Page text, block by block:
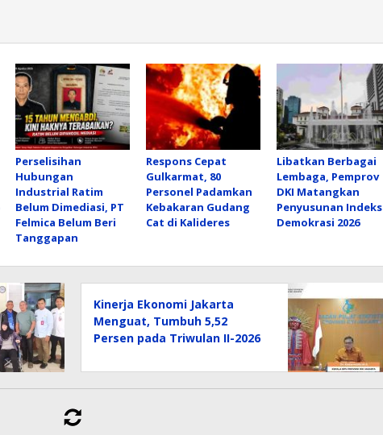
Perselisihan
Hubungan
Industrial Ratim
Belum Dimediasi, PT
Felmica Belum Beri
Tanggapan
Respons Cepat
Gulkarmat, 80
Personel Padamkan
Kebakaran Gudang
Cat di Kalideres
Libatkan Berbagai
Lembaga, Pemprov
DKI Matangkan
Penyusunan Indeks
Demokrasi 2026
Kinerja Ekonomi Jakarta
Menguat, Tumbuh 5,52
Persen pada Triwulan II-2026